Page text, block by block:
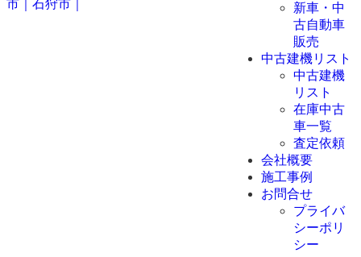
新車・中
古自動車
販売
中古建機リスト
中古建機
リスト
在庫中古
車一覧
査定依頼
会社概要
施工事例
お問合せ
プライバ
シーポリ
シー